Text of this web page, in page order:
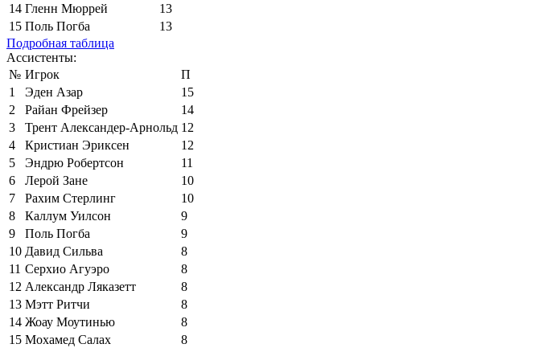
14 Гленн Мюррей
13
15 Поль Погба
13
Подробная таблица
Ассистенты:
№ Игрок
П
1
Эден Азар
15
2
Райан Фрейзер
14
3
Трент Александер-Арнольд 12
4
Кристиан Эриксен
12
5
Эндрю Робертсон
11
6
Лерой Зане
10
7
Рахим Стерлинг
10
8
Каллум Уилсон
9
9
Поль Погба
9
10 Давид Сильва
8
11 Серхио Агуэро
8
12 Александр Ляказетт
8
13 Мэтт Ритчи
8
14 Жоау Моутинью
8
15 Мохамед Салах
8